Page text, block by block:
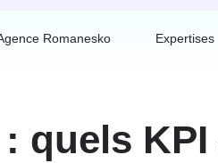
Romanesko Expertises
: quels